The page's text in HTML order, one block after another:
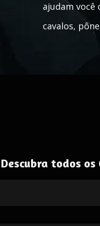
ajudam você
cavalos,
Descubra todos